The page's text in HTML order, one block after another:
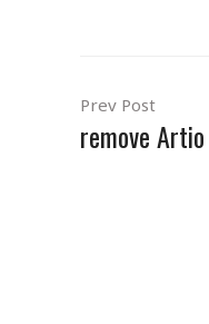
Prev Post
remove